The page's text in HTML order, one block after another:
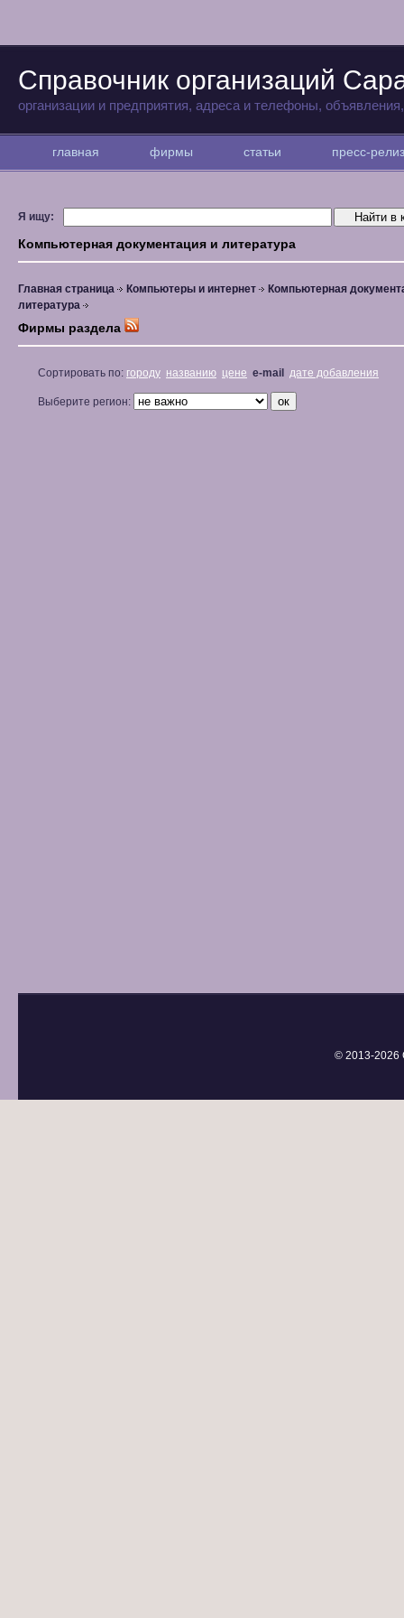
Справочник организаций
организации и предприятия, адреса и телефоны,
главная фирмы статьи пресс-
Я ищу:
Компьютерная документация и литература
Главная страница Компьютеры и интернет
Компьютерная
литература
Фирмы раздела
Сортировать по: городу названию цене e-mail дате добавления
Выберите регион:
© 2013-2026